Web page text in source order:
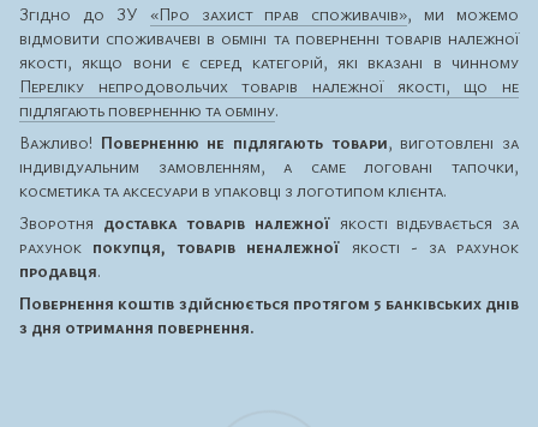
Згідно до ЗУ «Про захист прав споживачів», ми можемо
відмовити споживачеві в обміні та поверненні товарів належної
якості, якщо вони є серед категорій, які вказані в чинному
Переліку непродовольчих товарів належної якості, що не
підлягають поверненню та обміну.
Важливо! Поверненню не підлягають товари, виготовлені за
індивідуальним замовленням, а саме логовані тапочки,
косметика та аксесуари в упаковці з логотипом клієнта.
Зворотня доставка товарів належної якості відбувається за
рахунок покупця, товарів неналежної якості - за рахунок
продавця.
Повернення коштів здійснюється протягом 5 банківських днів
з дня отримання повернення.